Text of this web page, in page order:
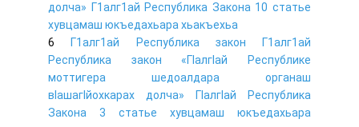
долча» Г1алг1ай Республика Закона 10 статье
хувцамаш юкъедахьара хьакъехьа
6
Г1алг1ай Республика закон Г1алг1ай
Республика закон «ГIалгIай Республике
моттигера шедоалдара органаш
вIашагIйохкарах долча» ГIалгIай Республика
Закона 3 статье хувцамаш юкъедахьара